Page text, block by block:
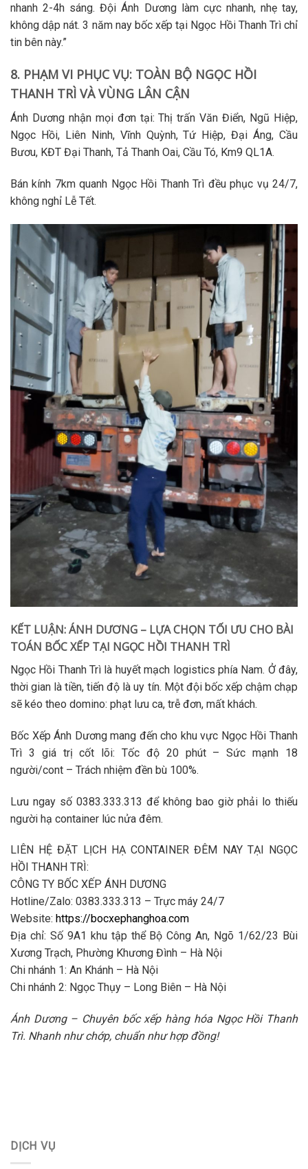
nhanh 2-4h sáng. Đội Ánh Dương làm cực nhanh, nhẹ tay,
không dập nát. 3 năm nay bốc xếp tại Ngọc Hồi Thanh Trìchỉ
tin bên này.”
8. PHẠM VI PHỤC VỤ: TOÀN BỘ NGỌC HỒI
THANH TRÌ VÀ VÙNG LÂN CẬN
Ánh Dương nhận mọi đơn tại: Thị trấn Văn Điển, Ngũ Hiệp,
Ngọc Hồi, Liên Ninh, Vĩnh Quỳnh, Tứ Hiệp, Đại Áng, Cầu
Bươu, KĐT Đại Thanh, Tả Thanh Oai, Cầu Tó, Km9 QL1A.
Bán kính 7km quanh Ngọc Hồi Thanh Trì đều phục vụ 24/7,
không nghỉ Lễ Tết.
KẾT LUẬN: ÁNH DƯƠNG – LỰA CHỌN TỐI ƯU CHO BÀI
TOÁN BỐC XẾP TẠI NGỌC HỒI THANH TRÌ
Ngọc Hồi Thanh Trì là huyết mạch logistics phía Nam. Ở đây,
thời gian là tiền, tiến độ là uy tín. Một đội bốc xếp chậm chạp
sẽ kéo theo domino: phạt lưu ca, trễ đơn, mất khách.
Bốc Xếp Ánh Dươngmang đến cho khu vực Ngọc Hồi Thanh
Trì 3 giá trị cốt lõi: Tốc độ 20 phút – Sức mạnh 18
người/cont – Trách nhiệm đền bù 100%.
Lưu ngay số 0383.333.313 để không bao giờ phải lo thiếu
người hạ container lúc nửa đêm.
LIÊN HỆ ĐẶT LỊCH HẠ CONTAINER ĐÊM NAY TẠI NGỌC
HỒI THANH TRÌ:
CÔNG TY BỐC XẾP ÁNH DƯƠNG
Hotline/Zalo: 0383.333.313 – Trực máy 24/7
Website: https://bocxephanghoa.com
Địa chỉ: Số 9A1 khu tập thể Bộ Công An, Ngõ 1/62/23 Bùi
Xương Trạch, Phường Khương Đình – Hà Nội
Chi nhánh 1: An Khánh – Hà Nội
Chi nhánh 2: Ngọc Thụy – Long Biên – Hà Nội
Ánh Dương – Chuyên bốc xếp hàng hóa Ngọc Hồi Thanh
Trì. Nhanh như chớp, chuẩn như hợp đồng!
DỊCH VỤ